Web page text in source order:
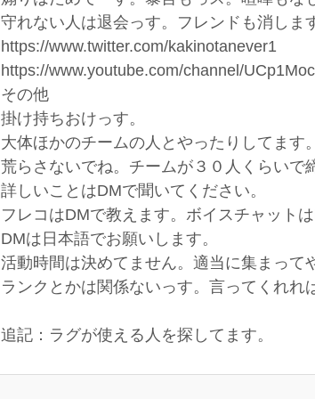
守れない人は退会っす。フレンドも消しま
https://www.twitter.com/kakinotanever1
https://www.youtube.com/channel/
その他
掛け持ちおけっす。
大体ほかのチームの人とやったりしてます
荒らさないでね。チームが３０人くらいで
詳しいことはDMで聞いてください。
フレコはDMで教えます。ボイスチャット
DMは日本語でお願いします。
活動時間は決めてません。適当に集まって
ランクとかは関係ないっす。言ってくれれ
追記：ラグが使える人を探してます。